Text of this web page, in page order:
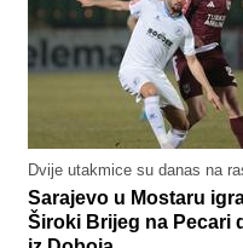
Dvije utakmice su danas na
Sarajevo u Mostaru
Široki Brijeg na Pecari